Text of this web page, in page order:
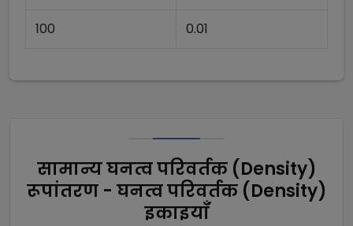
100 0.01
सामान्य घनत्व परिवर्तक (Density)
रूपांतरण - घनत्व परिवर्तक (Density)
इकाइयाँ